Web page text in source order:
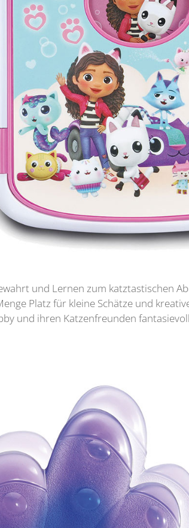
und Lernen zum katztastischen
Platz für kleine Schätze und
und ihren Katzenfreunden